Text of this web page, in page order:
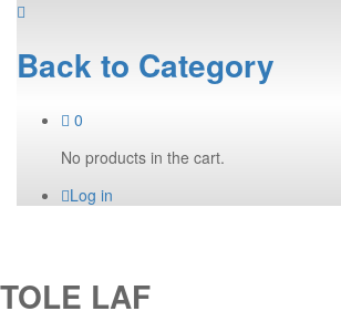
Back to Category
0
No products in the cart.
Log in
TOLE LAF